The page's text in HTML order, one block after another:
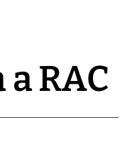
RAC